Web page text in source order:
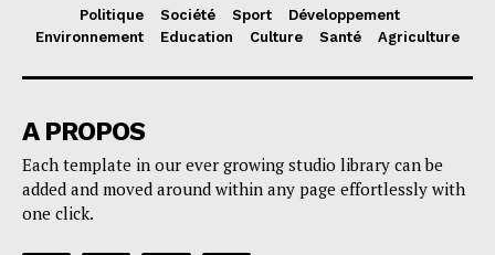
Politique Société Sport
Développement
Environnement
Education Culture Santé Agriculture
A PROPOS
Each template in our ever growing studio library can be
added and moved around within any page effortlessly with
one click.